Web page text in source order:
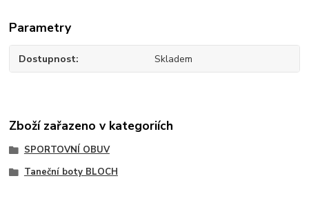
Parametry
Dostupnost Skladem
Zboží zařazeno v kategoriích
SPORTOVNÍ OBUV
Taneční boty BLOCH